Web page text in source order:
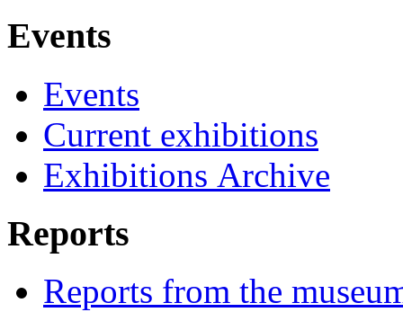
Events
Events
Current exhibitions
Exhibitions Archive
Reports
Reports from the